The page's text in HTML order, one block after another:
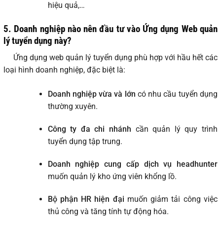
hiệu quả,…
5. Doanh nghiệp nào nên đầu tư vào Ứng dụng Web quản
lý tuyển dụng này?
Ứng dụng web quản lý tuyển dụng phù hợp với hầu hết các
loại hình doanh nghiệp, đặc biệt là:
Doanh nghiệp vừa và lớn có nhu cầu tuyển dụng
thường xuyên.
Công ty đa chi nhánh cần quản lý quy trình
tuyển dụng tập trung.
Doanh nghiệp cung cấp dịch vụ headhunter
muốn quản lý kho ứng viên khổng lồ.
Bộ phận HR hiện đại muốn giảm tải công việc
thủ công và tăng tính tự động hóa.